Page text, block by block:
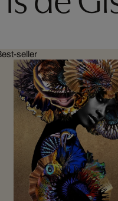
seller